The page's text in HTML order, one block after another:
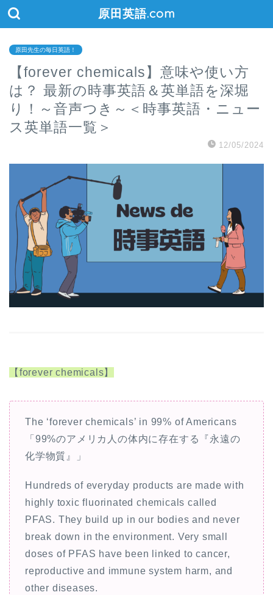
原田英語.com
原田先生の毎日英語！
【forever chemicals】意味や使い方
は？ 最新の時事英語＆英単語を深堀
り！～音声つき～＜時事英語・ニュー
ス英単語一覧＞
12/05/2024
【forever chemicals】
The ‘forever chemicals’ in 99% of Americans
「99%のアメリカ人の体内に存在する『永遠の
化学物質』」
Hundreds of everyday products are made with
highly toxic fluorinated chemicals called
PFAS. They build up in our bodies and never
break down in the environment. Very small
doses of PFAS have been linked to cancer,
reproductive and immune system harm, and
other diseases.